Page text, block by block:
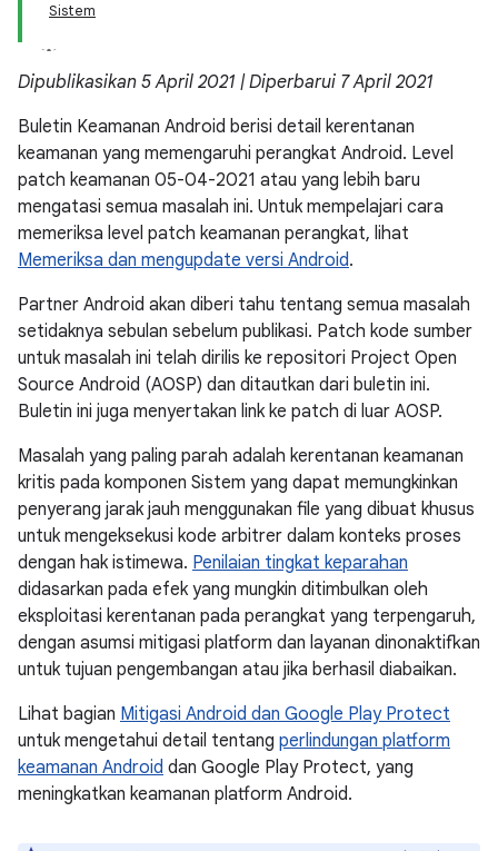
Sistem
Dipublikasikan 5 April 2021 | Diperbarui 7 April 2021
Buletin Keamanan Android berisi detail kerentanan
keamanan yang memengaruhi perangkat Android. Level
patch keamanan 05-04-2021 atau yang lebih baru
mengatasi semua masalah ini. Untuk mempelajari cara
memeriksa level patch keamanan perangkat, lihat
Memeriksa dan mengupdate versi Android.
Partner Android akan diberi tahu tentang semua masalah
setidaknya sebulan sebelum publikasi. Patch kode sumber
untuk masalah ini telah dirilis ke repositori Project Open
Source Android (AOSP) dan ditautkan dari buletin ini.
Buletin ini juga menyertakan link ke patch di luar AOSP.
Masalah yang paling parah adalah kerentanan keamanan
kritis pada komponen Sistem yang dapat memungkinkan
penyerang jarak jauh menggunakan file yang dibuat khusus
untuk mengeksekusi kode arbitrer dalam konteks proses
dengan hak istimewa. Penilaian tingkat keparahan
didasarkan pada efek yang mungkin ditimbulkan oleh
eksploitasi kerentanan pada perangkat yang terpengaruh,
dengan asumsi mitigasi platform dan layanan dinonaktifkan
untuk tujuan pengembangan atau jika berhasil diabaikan.
Lihat bagian Mitigasi Android dan Google Play Protect
untuk mengetahui detail tentang perlindungan platform
keamanan Android dan Google Play Protect, yang
meningkatkan keamanan platform Android.